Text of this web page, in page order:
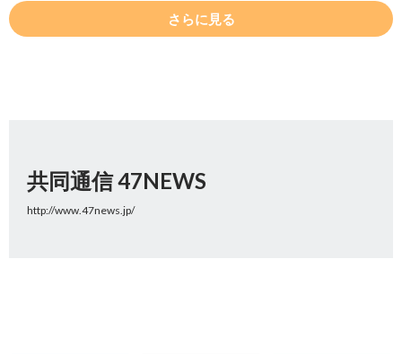
さらに見る
共同通信 47NEWS
http://www.47news.jp/